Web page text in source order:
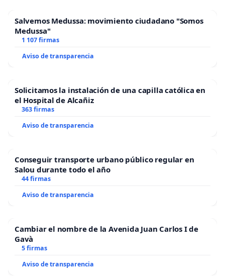
Salvemos Medussa: movimiento ciudadano "Somos
Medussa"
1 107 firmas
Aviso de transparencia
Solicitamos la instalación de una capilla católica en
el Hospital de Alcañiz
363 firmas
Aviso de transparencia
Conseguir transporte urbano público regular en
Salou durante todo el año
44 firmas
Aviso de transparencia
Cambiar el nombre de la Avenida Juan Carlos I de
Gavà
5 firmas
Aviso de transparencia